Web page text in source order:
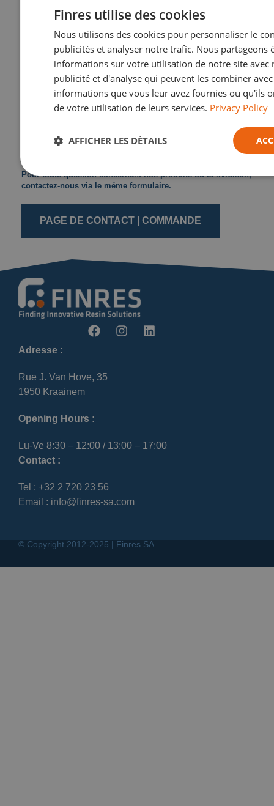
Commander, informer &
livrer
Commandez vos produits directement via notre formulaire
Sélectionnez vos produits, renseignez vos coordonnées de
Pour toute question concernant nos produits ou la livraison,
contactez-nous via le même formulaire.
PAGE DE CONTACT | COMMANDE
Adresse :
Rue J. Van Hove, 35
1950 Kraainem
Opening Hours :
Lu-Ve 8:30 – 12:00 / 13:00 – 17:00
Contact :
Tel : +32 2 720 23 56
Email : info@finres-sa.com
© Copyright 2012-2025 | Finres SA
Finres utilise des cookies
Nous utilisons des cookies pour personnaliser le
publicités et analyser notre trafic. Nous partageons
informations sur votre utilisation de notre site avec
publicité et d'analyse qui peuvent les combiner
informations que vous leur avez fournies ou qu'ils
de votre utilisation de leurs services. Privacy Policy
AFFICHER LES DÉTAILS